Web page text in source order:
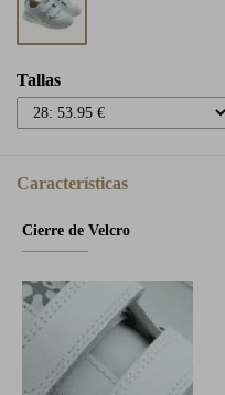
Tallas
Características
Cierre de Velcro